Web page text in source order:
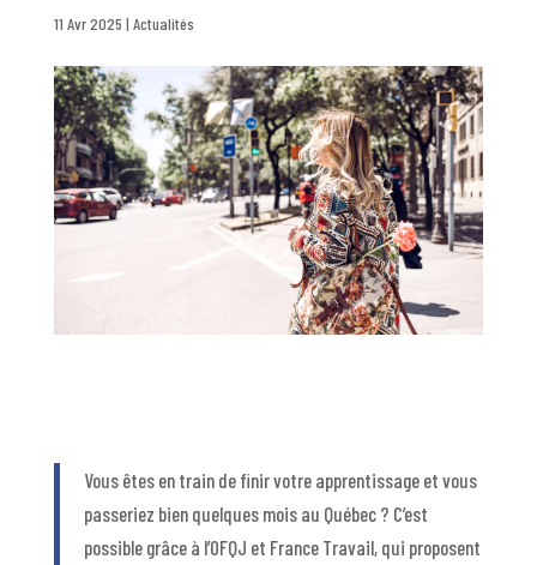
11 Avr 2025| Actualités
Vous êtes en train de finir votre apprentissage et vous
passeriez bien quelques mois au Québec ? C’est
possible grâce à l’OFQJ et France Travail, qui proposent